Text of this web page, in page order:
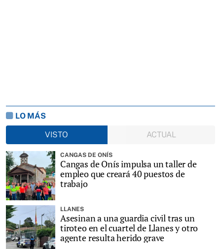
LO MÁS
VISTO
ACTUAL
CANGAS DE ONÍS
Cangas de Onís impulsa un taller de
empleo que creará 40 puestos de
trabajo
LLANES
Asesinan a una guardia civil tras un
tiroteo en el cuartel de Llanes y otro
agente resulta herido grave